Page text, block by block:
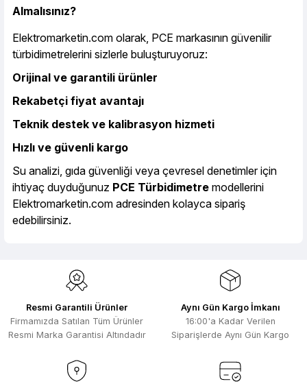
Almalısınız?
Elektromarketin.com olarak, PCE markasının güvenilir
türbidimetrelerini sizlerle buluşturuyoruz:
Orijinal ve garantili ürünler
Rekabetçi fiyat avantajı
Teknik destek ve kalibrasyon hizmeti
Hızlı ve güvenli kargo
Su analizi, gıda güvenliği veya çevresel denetimler için
ihtiyaç duyduğunuz PCE Türbidimetre modellerini
Elektromarketin.com adresinden kolayca sipariş
edebilirsiniz.
Resmi Garantili Ürünler
Firmamızda Satılan Tüm Ürünler
Resmi Marka Garantisi Altındadır
Aynı Gün Kargo İmkanı
16:00'a Kadar Verilen
Siparişlerde Aynı Gün Kargo